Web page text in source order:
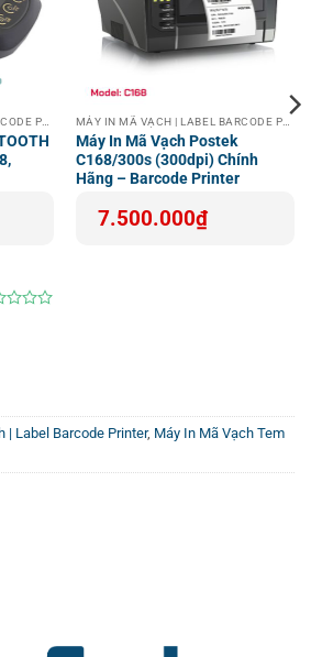
MÁY IN MÃ VẠCH | LABEL BARCODE PRINTER MÁY IN MÃ VẠCH | LABEL BARCODE PRINTER
Máy In Mã Vạch Postek
C168/300s (300dpi) Chính
Hãng – Barcode Printer
7.500.000₫
| Label Barcode Printer, Máy In Mã Vạch Tem